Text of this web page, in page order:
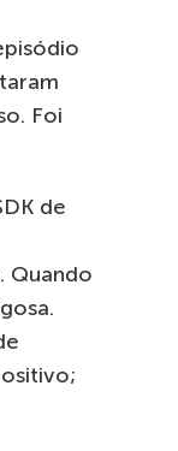
Foi
de
. Quando